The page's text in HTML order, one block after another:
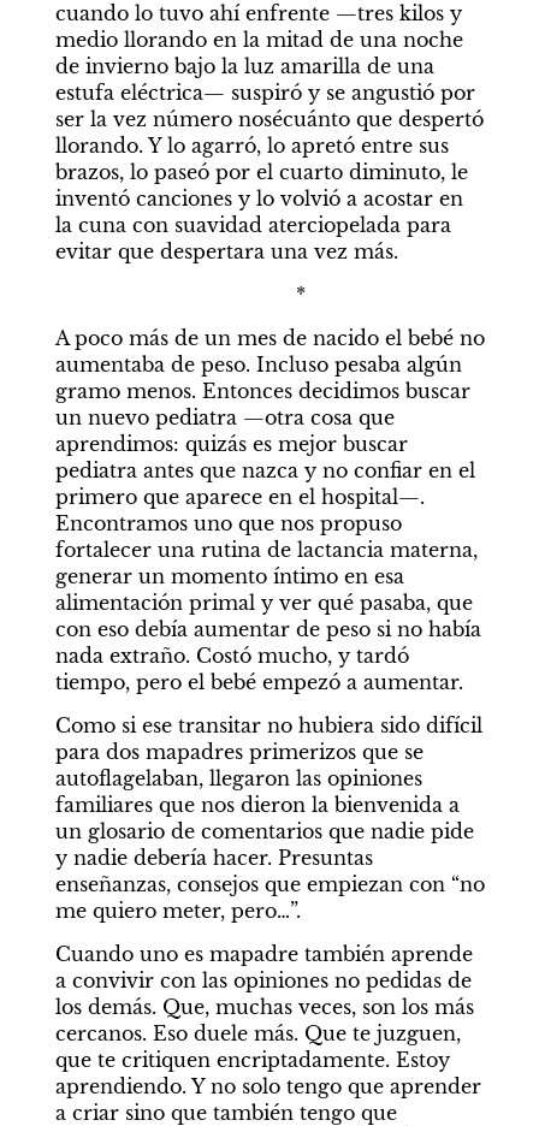
cuando lo tuvo ahí enfrente —tres kilos y
medio llorando en la mitad de una noche
de invierno bajo la luz amarilla de una
estufa eléctrica— suspiró y se angustió por
ser la vez número nosécuánto que despertó
llorando. Y lo agarró, lo apretó entre sus
brazos, lo paseó por el cuarto diminuto, le
inventó canciones y lo volvió a acostar en
la cuna con suavidad aterciopelada para
evitar que despertara una vez más.
                                        *
A poco más de un mes de nacido el bebé no
aumentaba de peso. Incluso pesaba algún
gramo menos. Entonces decidimos buscar
un nuevo pediatra —otra cosa que
aprendimos: quizás es mejor buscar
pediatra antes que nazca y no confiar en el
primero que aparece en el hospital—.
Encontramos uno que nos propuso
fortalecer una rutina de lactancia materna,
generar un momento íntimo en esa
alimentación primal y ver qué pasaba, que
con eso debía aumentar de peso si no había
nada extraño. Costó mucho, y tardó
tiempo, pero el bebé empezó a aumentar.
Como si ese transitar no hubiera sido difícil
para dos mapadres primerizos que se
autoflagelaban, llegaron las opiniones
familiares que nos dieron la bienvenida a
un glosario de comentarios que nadie pide
y nadie debería hacer. Presuntas
enseñanzas, consejos que empiezan con “no
me quiero meter, pero…”.
Cuando uno es mapadre también aprende
a convivir con las opiniones no pedidas de
los demás. Que, muchas veces, son los más
cercanos. Eso duele más. Que te juzguen,
que te critiquen encriptadamente. Estoy
aprendiendo. Y no solo tengo que aprender
a criar sino que también tengo que